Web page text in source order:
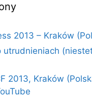
2013 – Kraków
utrudnieniach
2013, Kraków